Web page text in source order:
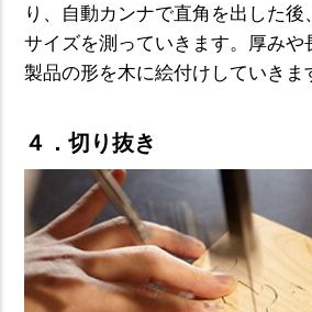
り、自動カンナで直角を出した
サイズを測っていきます。厚みや
製品の形を木に絵付けしていきま
４．切り抜き